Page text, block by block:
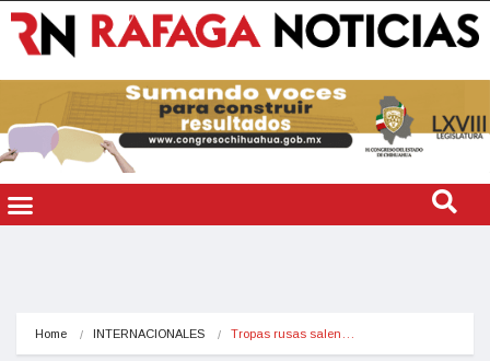
Home INTERNACIONALES Tropas rusas salen…